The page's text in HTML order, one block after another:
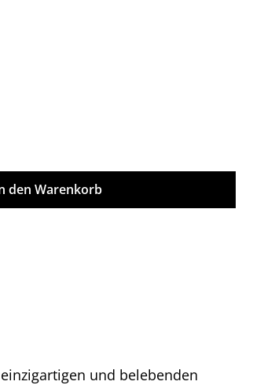
ein oder benutze die
den Warenkorb
und belebenden